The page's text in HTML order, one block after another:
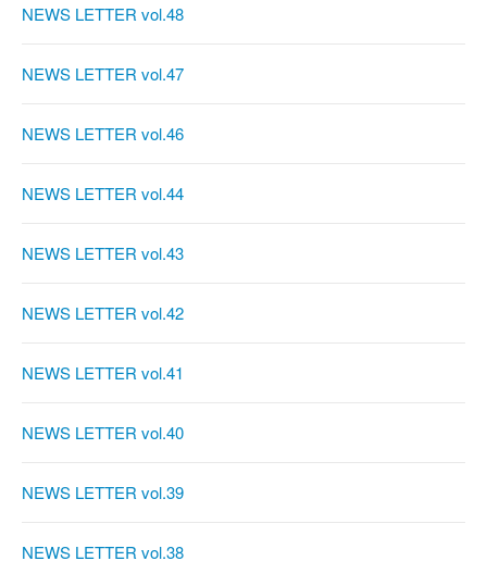
NEWS LETTER vol.48
NEWS LETTER vol.47
NEWS LETTER vol.46
NEWS LETTER vol.44
NEWS LETTER vol.43
NEWS LETTER vol.42
NEWS LETTER vol.41
NEWS LETTER vol.40
NEWS LETTER vol.39
NEWS LETTER vol.38